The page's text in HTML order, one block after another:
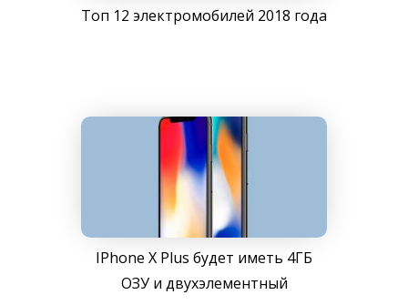
Топ 12 электромобилей 2018 года
IPhone X Plus будет иметь 4ГБ
ОЗУ и двухэлементный